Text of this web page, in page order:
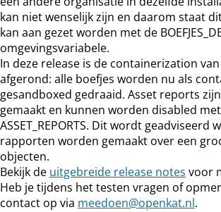
kan niet wenselijk zijn en daarom staat
kan aan gezet worden met de
omgevingsvariabele.
In deze release is de containerization
afgerond: alle boefjes worden nu als
gesandboxed gedraaid. Asset reports
gemaakt en kunnen worden disabled
ASSET_REPORTS. Dit wordt geadviseerd
rapporten worden gemaakt over een
objecten.
Bekijk de uitgebreide release notes voor
Heb je tijdens het testen vragen of
contact op via meedoen@openkat.nl.